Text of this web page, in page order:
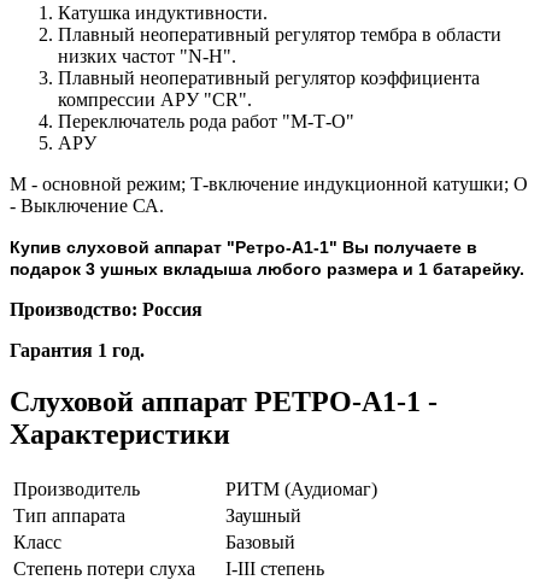
Катушка индуктивности.
Плавный неоперативный регулятор тембра в области
низких частот "N-H".
Плавный неоперативный регулятор коэффициента
компрессии АРУ "CR".
Переключатель рода работ "М-Т-О"
АРУ
М - основной режим; Т-включение индукционной катушки; О
- Выключение СА.
Купив слуховой аппарат "Ретро-А1-1" Вы получаете в
подарок 3 ушных вкладыша любого размера и 1 батарейку.
Производство: Россия
Гарантия 1 год.
Слуховой аппарат РЕТРО-А1-1 -
Характеристики
Производитель
РИТМ (Аудиомаг)
Тип аппарата
Заушный
Класс
Базовый
Степень потери слуха
I-III степень